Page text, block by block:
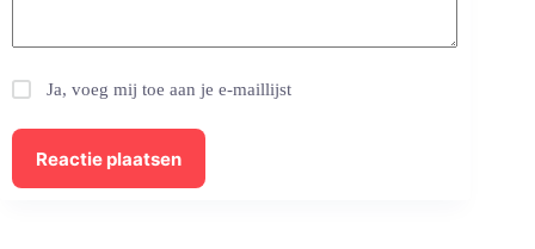
Ja, voeg mij toe aan je e-maillijst
Reactie plaatsen